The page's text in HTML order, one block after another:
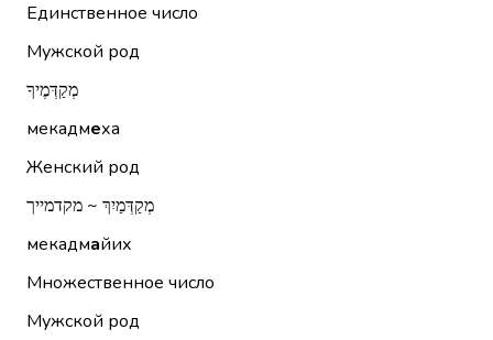
Единственное число
Мужской род
מְקַדְּמֶיךָ
мекадмеха
Женский род
מְקַדְּמַיִךְ ~ מקדמייך
мекадмайих
Множественное число
Мужской род